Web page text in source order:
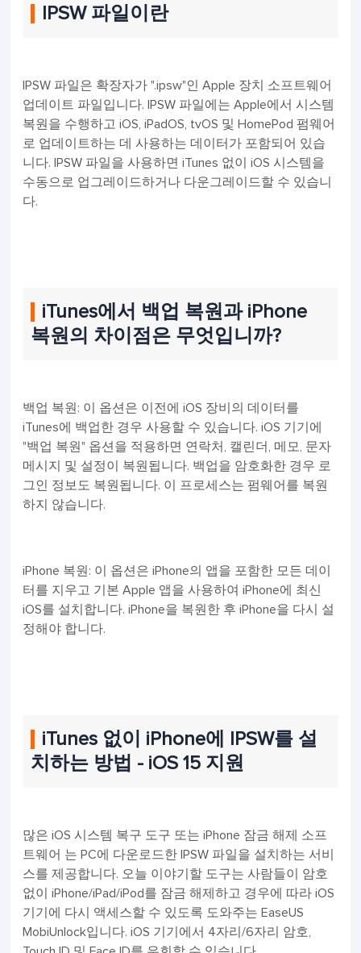
IPSW 파일이란
IPSW 파일은 확장자가 ".ipsw"인 Apple 장치 소프트웨어
업데이트 파일입니다. IPSW 파일에는 Apple에서 시스템
복원을 수행하고 iOS, iPadOS, tvOS 및 HomePod 펌웨어
로 업데이트하는 데 사용하는 데이터가 포함되어 있습
니다. IPSW 파일을 사용하면 iTunes 없이 iOS 시스템을
수동으로 업그레이드하거나 다운그레이드할 수 있습니
다.
iTunes에서 백업 복원과 iPhone
복원의 차이점은 무엇입니까?
백업 복원: 이 옵션은 이전에 iOS 장비의 데이터를
iTunes에 백업한 경우 사용할 수 있습니다. iOS 기기에
"백업 복원" 옵션을 적용하면 연락처, 캘린더, 메모, 문자
메시지 및 설정이 복원됩니다. 백업을 암호화한 경우 로
그인 정보도 복원됩니다. 이 프로세스는 펌웨어를 복원
하지 않습니다.
iPhone 복원: 이 옵션은 iPhone의 앱을 포함한 모든 데이
터를 지우고 기본 Apple 앱을 사용하여 iPhone에 최신
iOS를 설치합니다. iPhone을 복원한 후 iPhone을 다시 설
정해야 합니다.
iTunes 없이 iPhone에 IPSW를 설
치하는 방법 - iOS 15 지원
많은 iOS 시스템 복구 도구 또는 iPhone 잠금 해제 소프
트웨어 는 PC에 다운로드한 IPSW 파일을 설치하는 서비
스를 제공합니다. 오늘 이야기할 도구는 사람들이 암호
없이 iPhone/iPad/iPod를 잠금 해제하고 경우에 따라 iOS
기기에 다시 액세스할 수 있도록 도와주는 EaseUS
MobiUnlock입니다. iOS 기기에서 4자리/6자리 암호,